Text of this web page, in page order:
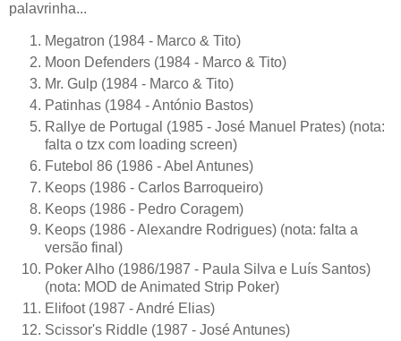
palavrinha...
Megatron (1984 - Marco & Tito)
Moon Defenders (1984 - Marco & Tito)
Mr. Gulp (1984 - Marco & Tito)
Patinhas (1984 - António Bastos)
Rallye de Portugal (1985 - José Manuel Prates) (nota:
falta o tzx com loading screen)
Futebol 86 (1986 - Abel Antunes)
Keops (1986 - Carlos Barroqueiro)
Keops (1986 - Pedro Coragem)
Keops (1986 - Alexandre Rodrigues) (nota: falta a
versão final)
Poker Alho (1986/1987 - Paula Silva e Luís Santos)
(nota: MOD de Animated Strip Poker)
Elifoot (1987 - André Elias)
Scissor's Riddle (1987 - José Antunes)